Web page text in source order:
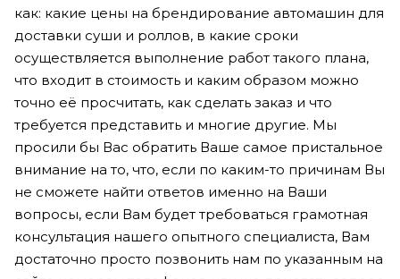
как: какие цены на брендирование автомашин для
доставки суши и роллов, в какие сроки
осуществляется выполнение работ такого плана,
что входит в стоимость и каким образом можно
точно её просчитать, как сделать заказ и что
требуется представить и многие другие. Мы
просили бы Вас обратить Ваше самое пристальное
внимание на то, что, если по каким-то причинам Вы
не сможете найти ответов именно на Ваши
вопросы, если Вам будет требоваться грамотная
консультация нашего опытного специалиста, Вам
достаточно просто позвонить нам по указанным на